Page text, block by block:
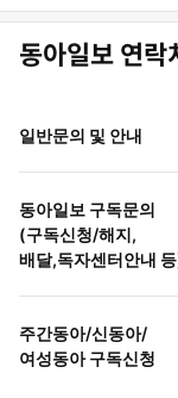
동아일보 연락
일반문의 및 안내
동아일보 구독문의
(구독신청/해지,
배달,독자센터안내
주간동아/신동아/
여성동아 구독신청